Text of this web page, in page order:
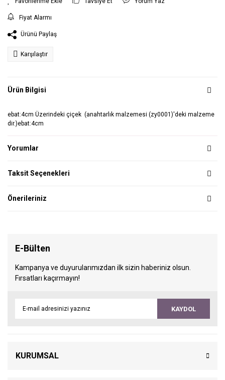
Fiyat Alarmı
Ürünü Paylaş
Karşılaştır
Ürün Bilgisi
ebat:4cm Üzerindeki çiçek (anahtarlık malzemesi (zy0001)'deki malzeme
dir.)ebat:4cm
Yorumlar
Taksit Seçenekleri
Önerileriniz
E-Bülten
Kampanya ve duyurularımızdan ilk sizin haberiniz olsun.
Fırsatları kaçırmayın!
KAYDOL
KURUMSAL